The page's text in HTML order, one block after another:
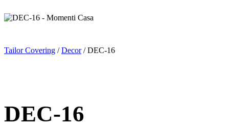
Tailor Covering /Decor/ DEC-16
DEC-16